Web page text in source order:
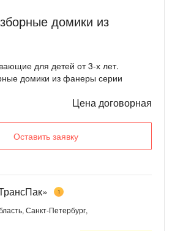
домики из
для детей от 3-х лет.
домики из фанеры серии
Цена договорная
Оставить заявку
1
Санкт-Петербург,